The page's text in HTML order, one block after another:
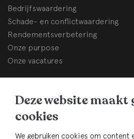
Deze website maakt
cookies
We gebruiken cookies om content
Bedrijfswaardering
Schade- en conflictwaardering
Rendementsverbetering
Onze purpose
Onze vacatures
Korte Brinkweg 37c
3761 EC Soest
Contact